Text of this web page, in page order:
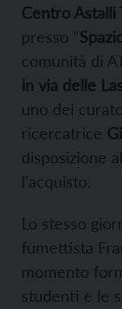
Centro Astalli
presso “
comunità di
in via delle
uno dei
ricercatrice
disposizione
l’acquisto.
Lo stesso
fumettista
momento
studenti e le